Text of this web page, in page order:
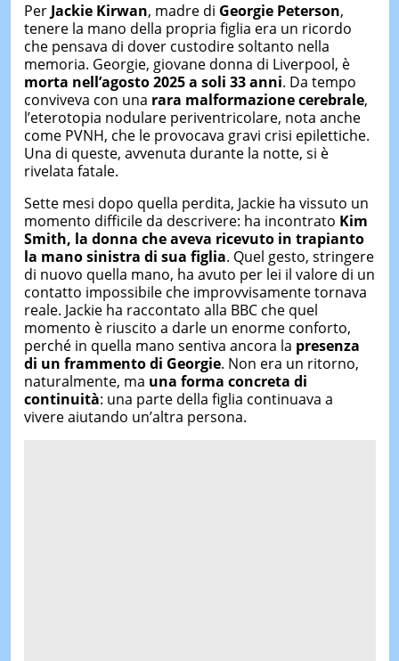
Per Jackie Kirwan, madre di Georgie Peterson,
tenere la mano della propria figlia era un ricordo
che pensava di dover custodire soltanto nella
memoria. Georgie, giovane donna di Liverpool, è
morta nell’agosto 2025 a soli 33 anni. Da tempo
conviveva con una rara malformazione cerebrale,
l’eterotopia nodulare periventricolare, nota anche
come PVNH, che le provocava gravi crisi epilettiche.
Una di queste, avvenuta durante la notte, si è
rivelata fatale.
Sette mesi dopo quella perdita, Jackie ha vissuto un
momento difficile da descrivere: ha incontrato Kim
Smith, la donna che aveva ricevuto in trapianto
la mano sinistra di sua figlia. Quel gesto, stringere
di nuovo quella mano, ha avuto per lei il valore di un
contatto impossibile che improvvisamente tornava
reale. Jackie ha raccontato alla BBC che quel
momento è riuscito a darle un enorme conforto,
perché in quella mano sentiva ancora la presenza
di un frammento di Georgie. Non era un ritorno,
naturalmente, ma una forma concreta di
continuità: una parte della figlia continuava a
vivere aiutando un’altra persona.